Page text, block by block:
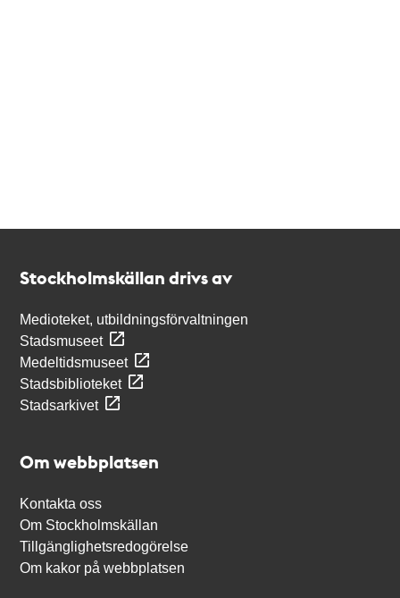
Stockholmskällan drivs av
Medioteket, utbildningsförvaltningen
Stadsmuseet
Medeltidsmuseet
Stadsbiblioteket
Stadsarkivet
Om webbplatsen
Kontakta oss
Om Stockholmskällan
Tillgänglighetsredogörelse
Om kakor på webbplatsen